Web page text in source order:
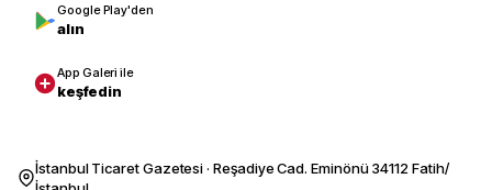
Google Play'den
alın
App Galeri ile
keşfedin
İstanbul Ticaret Gazetesi · Reşadiye Cad. Eminönü 34112 Fatih/